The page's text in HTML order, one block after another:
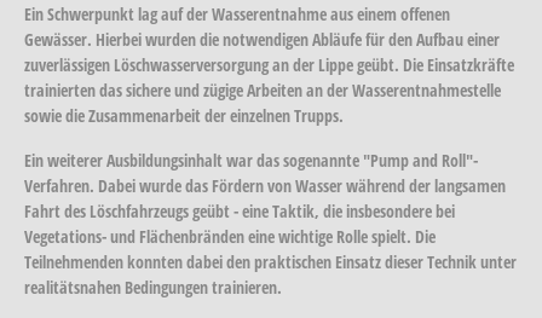
Ein Schwerpunkt lag auf der Wasserentnahme aus einem offenen
Gewässer. Hierbei wurden die notwendigen Abläufe für den Aufbau einer
zuverlässigen Löschwasserversorgung an der Lippe geübt. Die Einsatzkräfte
trainierten das sichere und zügige Arbeiten an der Wasserentnahmestelle
sowie die Zusammenarbeit der einzelnen Trupps.
Ein weiterer Ausbildungsinhalt war das sogenannte "Pump and Roll"-
Verfahren. Dabei wurde das Fördern von Wasser während der langsamen
Fahrt des Löschfahrzeugs geübt - eine Taktik, die insbesondere bei
Vegetations- und Flächenbränden eine wichtige Rolle spielt. Die
Teilnehmenden konnten dabei den praktischen Einsatz dieser Technik unter
realitätsnahen Bedingungen trainieren.